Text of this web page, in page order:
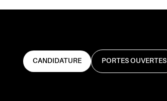
CANDIDATURE PORTES OUVERTES